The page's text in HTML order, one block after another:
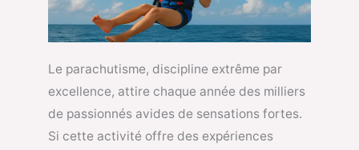
Le parachutisme, discipline extrême par
excellence, attire chaque année des milliers
de passionnés avides de sensations fortes.
Si cette activité offre des expériences